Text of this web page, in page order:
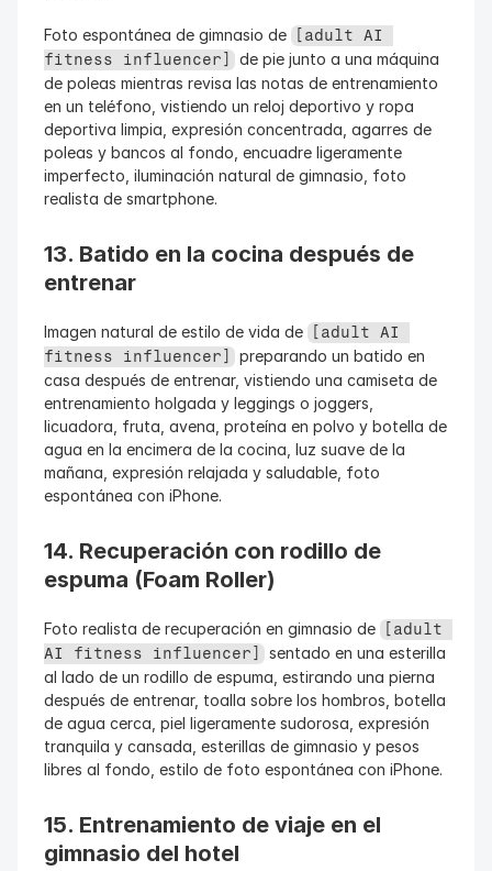
Foto espontánea de gimnasio de
[adult AI
fitness influencer] de pie junto a una máquina
de poleas mientras revisa las notas de entrenamiento
en un teléfono, vistiendo un reloj deportivo y ropa
deportiva limpia, expresión concentrada, agarres de
poleas y bancos al fondo, encuadre ligeramente
imperfecto, iluminación natural de gimnasio, foto
realista de smartphone.
13. Batido en la cocina después de
entrenar
Imagen natural de estilo de vida de
[adult AI
fitness influencer] preparando un batido en
casa después de entrenar, vistiendo una camiseta de
entrenamiento holgada y leggings o joggers,
licuadora, fruta, avena, proteína en polvo y botella de
agua en la encimera de la cocina, luz suave de la
mañana, expresión relajada y saludable, foto
espontánea con iPhone.
14. Recuperación con rodillo de
espuma (Foam Roller)
Foto realista de recuperación en gimnasio de
[adult
AI fitness influencer] sentado en una esterilla
al lado de un rodillo de espuma, estirando una pierna
después de entrenar, toalla sobre los hombros, botella
de agua cerca, piel ligeramente sudorosa, expresión
tranquila y cansada, esterillas de gimnasio y pesos
libres al fondo, estilo de foto espontánea con iPhone.
15. Entrenamiento de viaje en el
gimnasio del hotel